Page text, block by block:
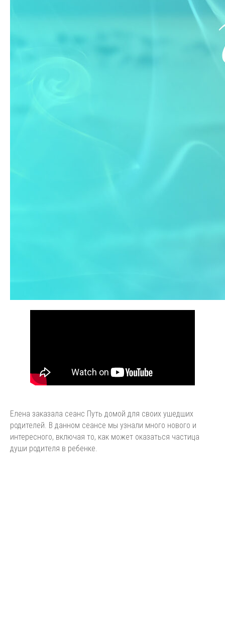
Елена заказала сеанс Путь домой для своих ушедших
родителей. В данном сеансе мы узнали много нового и
интересного, включая то, как может оказаться частица
души родителя в ребенке.